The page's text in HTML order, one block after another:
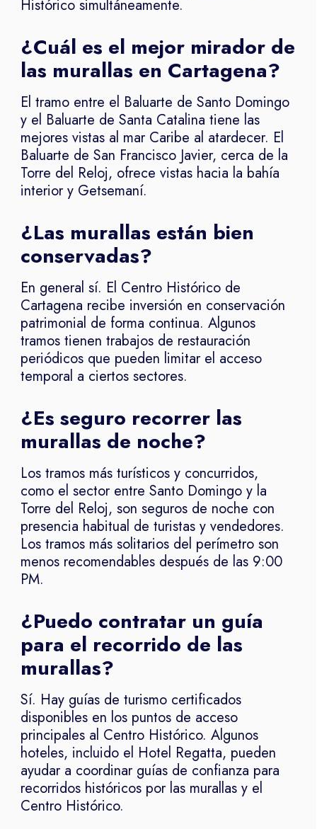
Histórico simultáneamente.
¿Cuál es el mejor mirador de
las murallas en Cartagena?
El tramo entre el Baluarte de Santo Domingo
y el Baluarte de Santa Catalina tiene las
mejores vistas al mar Caribe al atardecer. El
Baluarte de San Francisco Javier, cerca de la
Torre del Reloj, ofrece vistas hacia la bahía
interior y Getsemaní.
¿Las murallas están bien
conservadas?
En general sí. El Centro Histórico de
Cartagena recibe inversión en conservación
patrimonial de forma continua. Algunos
tramos tienen trabajos de restauración
periódicos que pueden limitar el acceso
temporal a ciertos sectores.
¿Es seguro recorrer las
murallas de noche?
Los tramos más turísticos y concurridos,
como el sector entre Santo Domingo y la
Torre del Reloj, son seguros de noche con
presencia habitual de turistas y vendedores.
Los tramos más solitarios del perímetro son
menos recomendables después de las 9:00
PM.
¿Puedo contratar un guía
para el recorrido de las
murallas?
Sí. Hay guías de turismo certificados
disponibles en los puntos de acceso
principales al Centro Histórico. Algunos
hoteles, incluido el Hotel Regatta, pueden
ayudar a coordinar guías de confianza para
recorridos históricos por las murallas y el
Centro Histórico.